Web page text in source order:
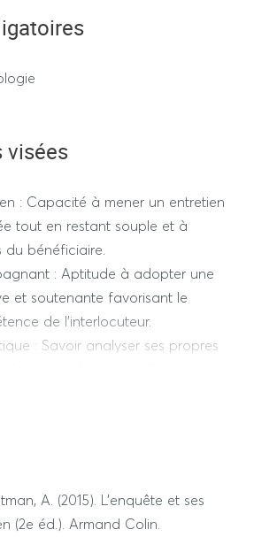
visées
: Capacité à mener un entretien
tout en restant souple et à
bénéficiaire.
: Aptitude à adopter une
et soutenante favorisant le
de l'interlocuteur.
: Savoir analyser ses propres
entretien pour aider le bénéficiaire
professionnels.
A. (2015). L'enquête et ses
(2e éd.). Armand Colin.